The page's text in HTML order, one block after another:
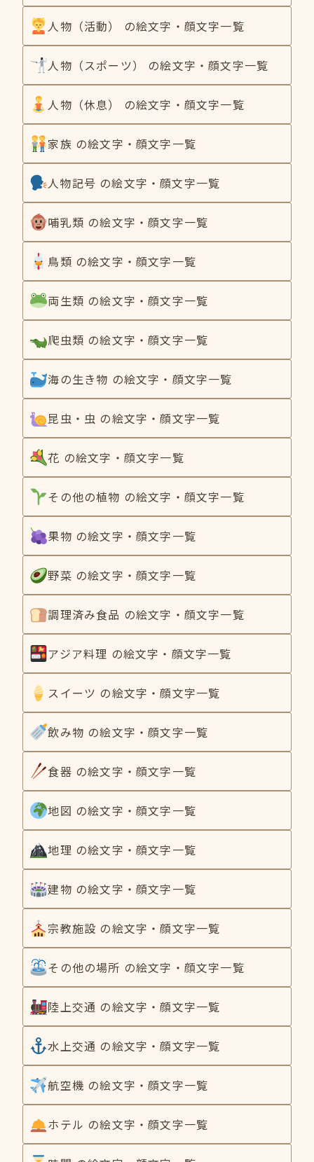
人物（活動） の絵文字・顔文字一覧
人物（スポーツ） の絵文字・顔文字一覧
人物（休息） の絵文字・顔文字一覧
家族 の絵文字・顔文字一覧
人物記号 の絵文字・顔文字一覧
哺乳類 の絵文字・顔文字一覧
鳥類 の絵文字・顔文字一覧
両生類 の絵文字・顔文字一覧
爬虫類 の絵文字・顔文字一覧
海の生き物 の絵文字・顔文字一覧
昆虫・虫 の絵文字・顔文字一覧
花 の絵文字・顔文字一覧
その他の植物 の絵文字・顔文字一覧
果物 の絵文字・顔文字一覧
野菜 の絵文字・顔文字一覧
調理済み食品 の絵文字・顔文字一覧
アジア料理 の絵文字・顔文字一覧
スイーツ の絵文字・顔文字一覧
飲み物 の絵文字・顔文字一覧
食器 の絵文字・顔文字一覧
地図 の絵文字・顔文字一覧
地理 の絵文字・顔文字一覧
建物 の絵文字・顔文字一覧
宗教施設 の絵文字・顔文字一覧
その他の場所 の絵文字・顔文字一覧
陸上交通 の絵文字・顔文字一覧
水上交通 の絵文字・顔文字一覧
航空機 の絵文字・顔文字一覧
ホテル の絵文字・顔文字一覧